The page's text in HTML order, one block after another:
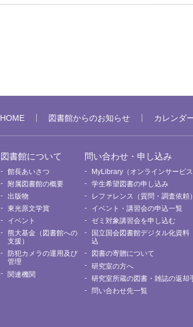
HOME 図書館からのお知らせ カレンダ
図書館について
館長あいさつ
附属図書館の概要
出版物
東光原文学賞
イベント
熊大基金（図書館への
支援）
防犯カメラの運用及び
管理
関連機関
問い合わせ・申し込み
MyLibrary（オンラインサービス
学生希望図書の申し込み
レファレンス（質問・調査依頼）
イベント・講習会の申込一覧
ゼミ対象講習会を申し込む
国立国会図書館デジタル化資
込
図書の寄贈について
研究室の方へ
研究室所蔵の図書・雑誌の返却
問い合わせ先一覧